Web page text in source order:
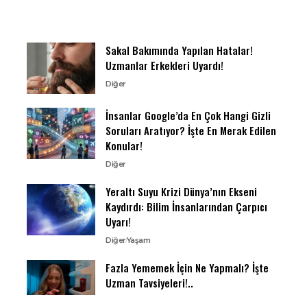
Sakal Bakımında Yapılan Hatalar!
Uzmanlar Erkekleri Uyardı!
Diğer
İnsanlar Google’da En Çok Hangi Gizli
Soruları Aratıyor? İşte En Merak Edilen
Konular!
Diğer
Yeraltı Suyu Krizi Dünya’nın Ekseni
Kaydırdı: Bilim İnsanlarından Çarpıcı
Uyarı!
DiğerYaşam
Fazla Yememek İçin Ne Yapmalı? İşte
Uzman Tavsiyeleri!..